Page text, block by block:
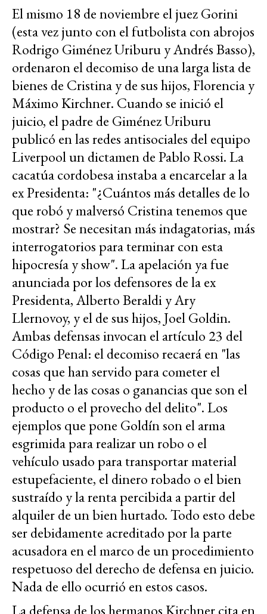
El mismo 18 de noviembre el juez Gorini
(esta vez junto con el futbolista con abrojos
Rodrigo Giménez Uriburu y Andrés Basso),
ordenaron el decomiso de una larga lista de
bienes de Cristina y de sus hijos, Florencia y
Máximo Kirchner. Cuando se inició el
juicio, el padre de Giménez Uriburu
publicó en las redes antisociales del equipo
Liverpool un dictamen de Pablo Rossi. La
cacatúa cordobesa instaba a encarcelar a la
ex Presidenta: "¿Cuántos más detalles de lo
que robó y malversó Cristina tenemos que
mostrar? Se necesitan más indagatorias, más
interrogatorios para terminar con esta
hipocresía y show". La apelación ya fue
anunciada por los defensores de la ex
Presidenta, Alberto Beraldi y Ary
Llernovoy, y el de sus hijos, Joel Goldin.
Ambas defensas invocan el artículo 23 del
Código Penal: el decomiso recaerá en "las
cosas que han servido para cometer el
hecho y de las cosas o ganancias que son el
producto o el provecho del delito". Los
ejemplos que pone Goldín son el arma
esgrimida para realizar un robo o el
vehículo usado para transportar material
estupefaciente, el dinero robado o el bien
sustraído y la renta percibida a partir del
alquiler de un bien hurtado. Todo esto debe
ser debidamente acreditado por la parte
acusadora en el marco de un procedimiento
respetuoso del derecho de defensa en juicio.
Nada de ello ocurrió en estos casos.
La defensa de los hermanos Kirchner cita en